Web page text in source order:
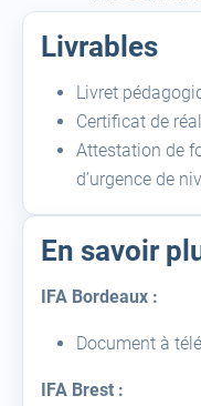
Livrables
Livret
Certificat de
Attestation de
d’urgence de
En savoir
IFA Bordeaux :
Document à
IFA Brest :